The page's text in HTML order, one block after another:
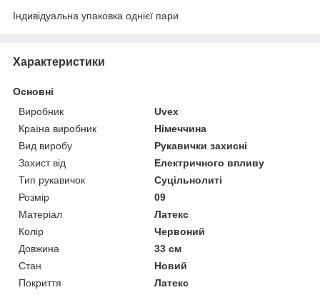
Індивідуальна упаковка однієї пари
Характеристики
Основні
Виробник
Uvex
Країна виробник
Німеччина
Вид виробу
Рукавички захисні
Захист від
Електричного впливу
Тип рукавичок
Суцільнолиті
Розмір
09
Матеріал
Латекс
Колір
Червоний
Довжина
33 см
Стан
Новий
Покриття
Латекс